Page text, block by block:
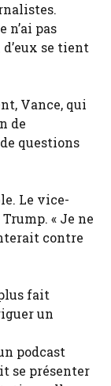
n’ai pas
se tient
Vance, qui
de
questions
Le vice-
« Je ne
contre
fait
un
podcast
se présenter